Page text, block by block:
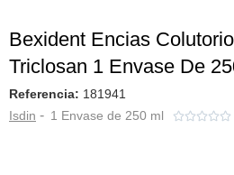
Bexident Encias
Triclosan 1 Envase De
Referencia: 181941
Isdin - 1 Envase de 250 ml 